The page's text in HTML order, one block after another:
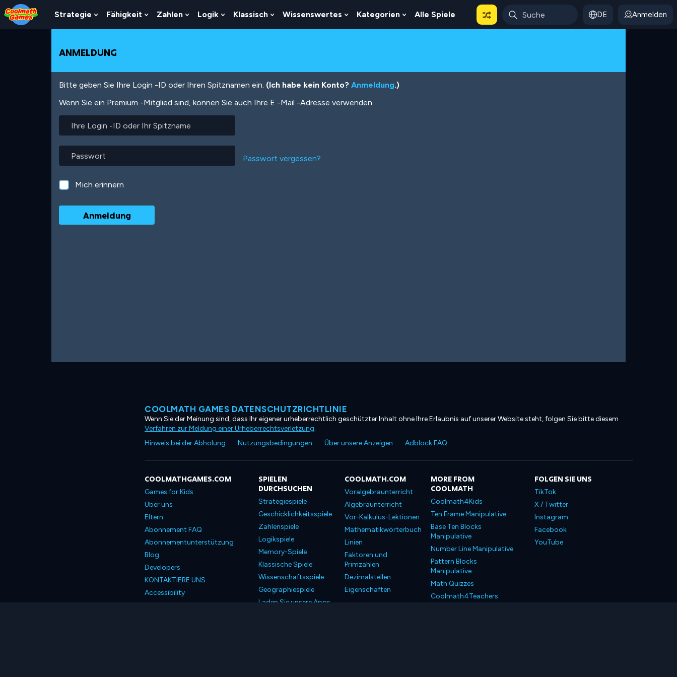
Skip
to
Top
Skip
to
Navigation
Skip
to
Main
Skip
to
Footer
Direkt
zum
Inhalt
Strategie
Show
Submenu
Strategie
Fähigkeit
Show
Submenu
Zahlen
Show
Submenu
Logik
Show
Submenu
Klassisch
Show
Submenu
Wissenswertes
Show
Submenu
Kategorien
Show
Submenu
Alle Spiele DE Anmelden
ANMELDUNG
Bitte geben Sie Ihre Login -ID oder Ihren Spitznamen ein. (Ich habe kein Konto? Anmeldung.)
Wenn Sie ein Premium -Mitglied sind, können Sie auch Ihre E -Mail -Adresse verwenden.
Login
ID
oder
Ihr
Spitzname
Passwort vergessen?
Mich erinnern
COOLMATH GAMES DATENSCHUTZRICHTLINIE
Wenn Sie der Meinung sind, dass Ihr eigener urheberrechtlich geschützter Inhalt ohne Ihre Erlaubnis auf unserer Website steht, folgen Sie bitte diesem
Verfahren zur Meldung einer Urheberrechtsverletzung.
Hinweis bei der Abholung
Nutzungsbedingungen Über unsere Anzeigen Adblock FAQ
COOLMATHGAMES.COM
Games for Kids
Über uns
Eltern
Abonnement FAQ
Abonnementunterstützung
Blog
Developers
KONTAKTIERE UNS
Accessibility
SPIELEN
DURCHSUCHEN
Strategiespiele
Geschicklichkeitsspiele
Zahlenspiele
Logikspiele
Memory-Spiele
Klassische Spiele
Wissenschaftsspiele
Geographiespiele
Laden Sie unsere Apps
COOLMATH.COM
Voralgebraunterricht
Algebraunterricht
Vor-Kalkulus-Lektionen
Mathematikwörterbuch
Linien
Faktoren und
Primzahlen
Dezimalstellen
Eigenschaften
MORE FROM
COOLMATH
Coolmath4Kids
Ten Frame Manipulative
Base Ten Blocks
Manipulative
Number Line Manipulative
Pattern Blocks
Manipulative
Math Quizzes
Coolmath4Teachers
FOLGEN SIE UNS
TikTok
X / Twitter
Instagram
Facebook
YouTube